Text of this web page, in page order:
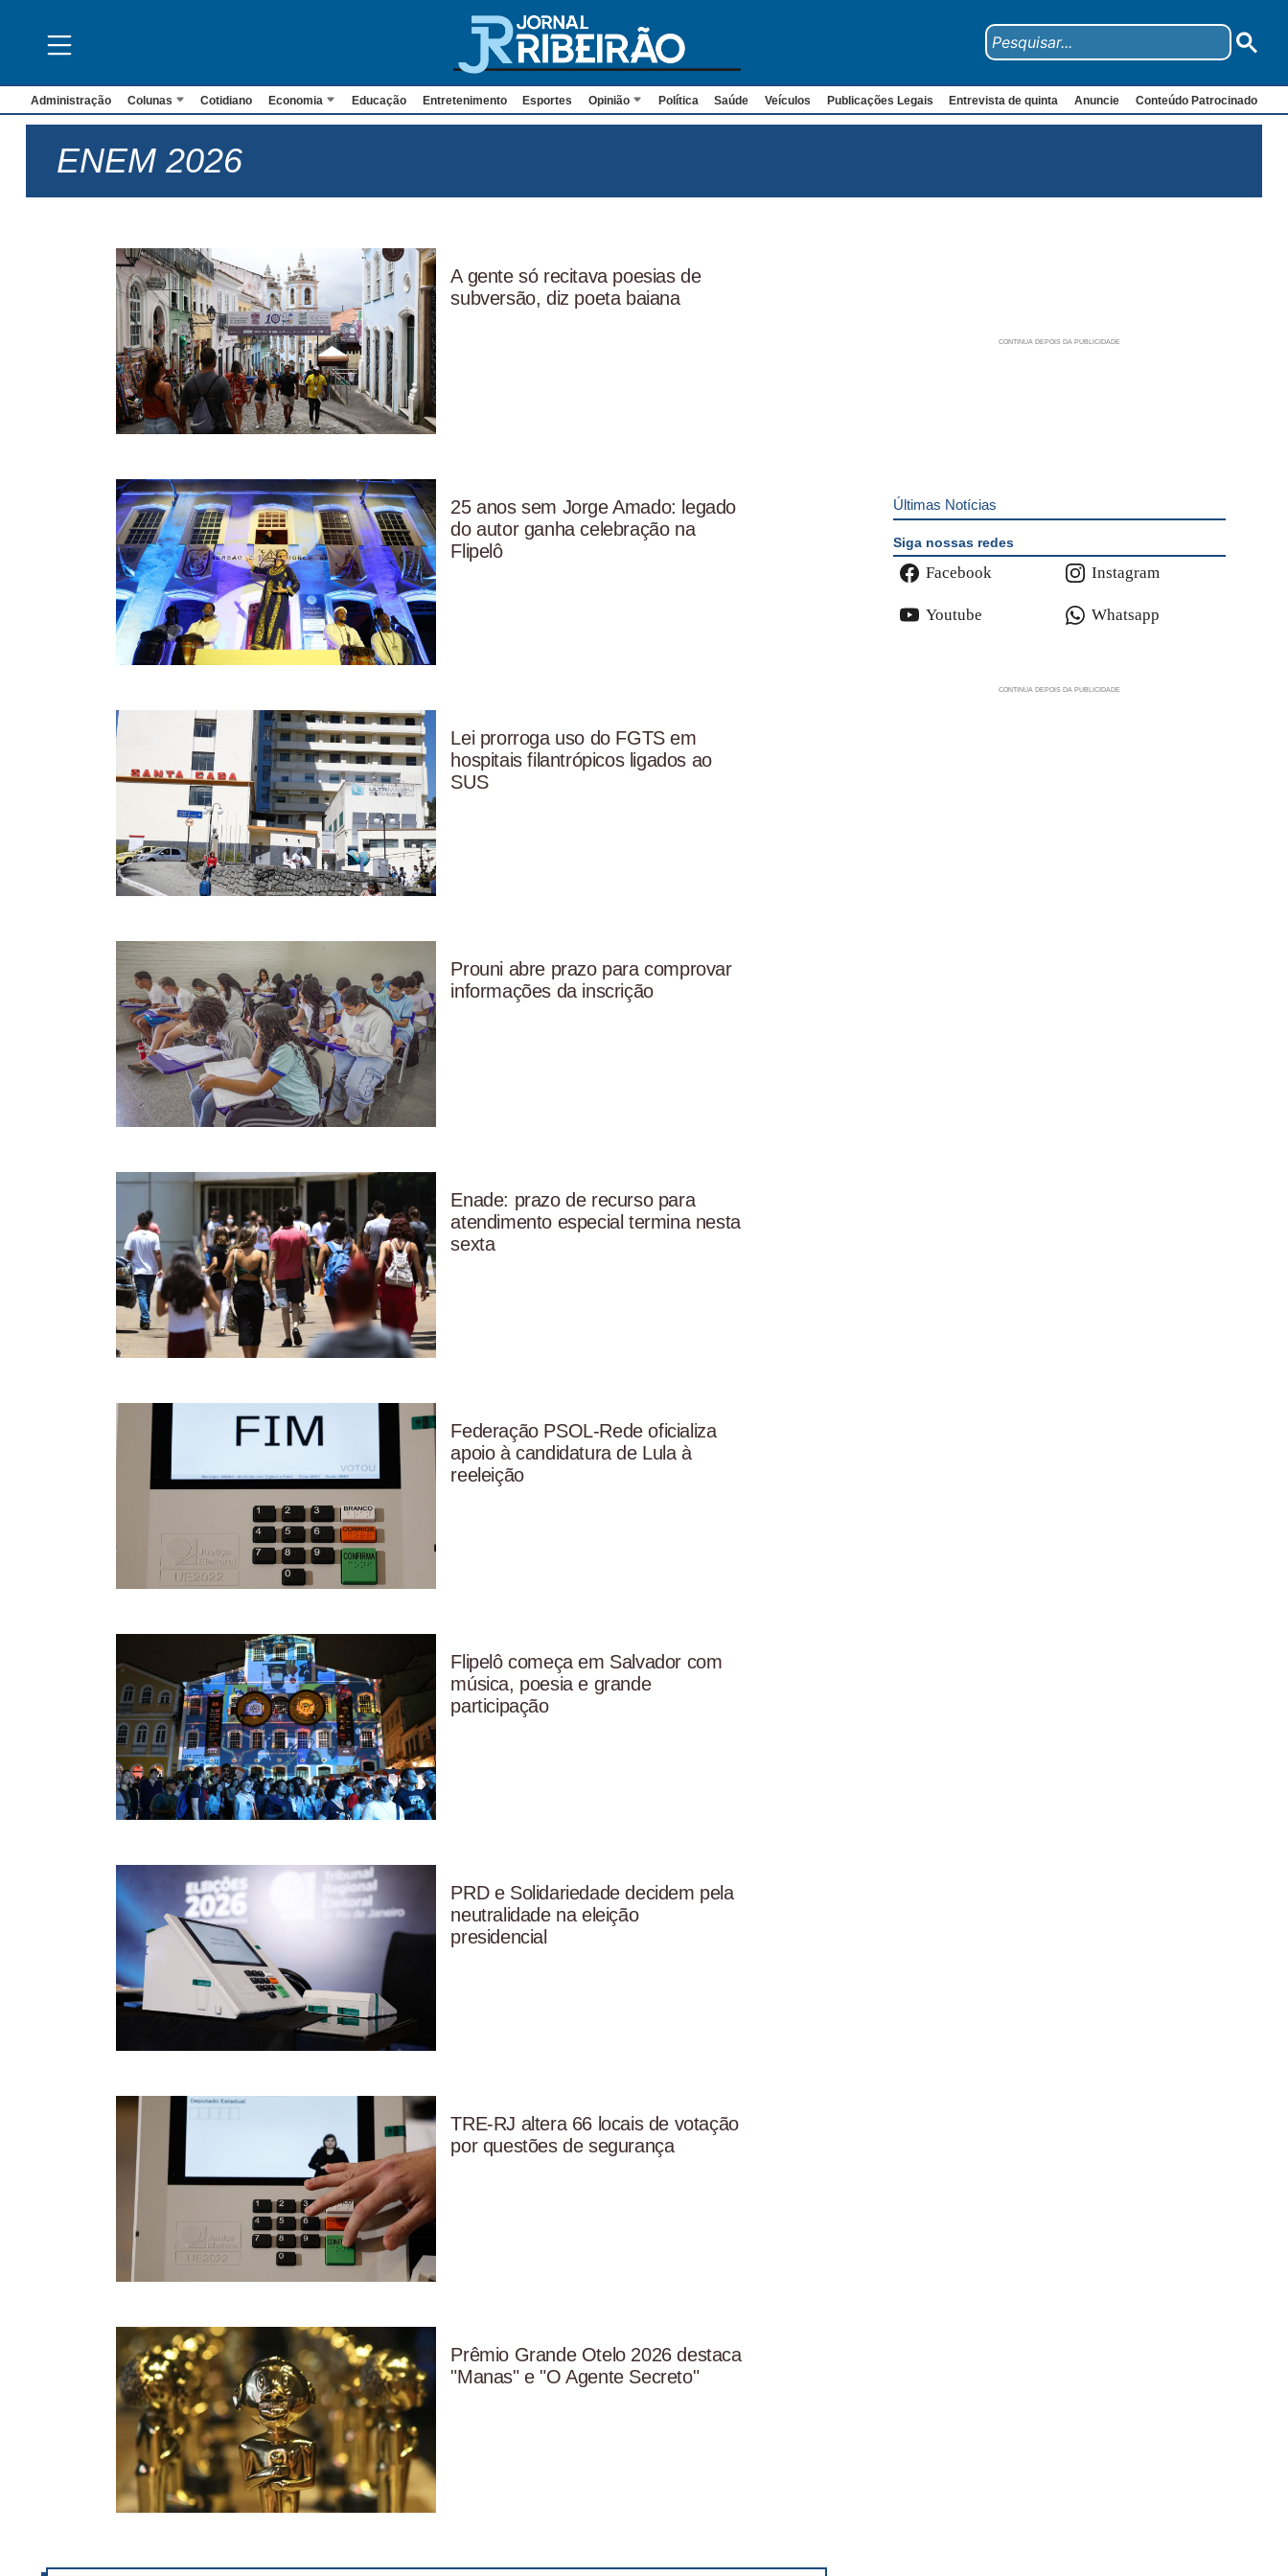
Administração Colunas Cotidiano Economia Educação Entretenimento Esportes Opinião Política Saúde Veículos Publicações Legais Entrevista de quinta Anuncie Conteúdo Patrocinado
ENEM 2026
A gente só recitava poesias de
subversão, diz poeta baiana
25 anos sem Jorge Amado: legado
do autor ganha celebração na
Flipelô
Lei prorroga uso do FGTS em
hospitais filantrópicos ligados ao
SUS
Prouni abre prazo para comprovar
informações da inscrição
Enade: prazo de recurso para
atendimento especial termina nesta
sexta
Federação PSOL-Rede oficializa
apoio à candidatura de Lula à
reeleição
Flipelô começa em Salvador com
música, poesia e grande
participação
PRD e Solidariedade decidem pela
neutralidade na eleição
presidencial
TRE-RJ altera 66 locais de votação
por questões de segurança
Prêmio Grande Otelo 2026 destaca
"Manas" e "O Agente Secreto"
Últimas Notícias
Siga nossas redes
Facebook Instagram
Youtube Whatsapp